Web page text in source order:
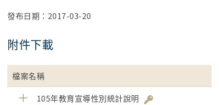
發布日期： 2017-03-20
附件下載
檔案名稱
105年教育宣導性別統計說明